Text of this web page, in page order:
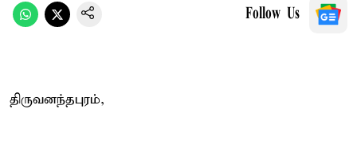
Follow Us
திருவனந்தபுரம்,